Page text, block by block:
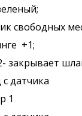
свободных
+1;
закрывает
датчика
1